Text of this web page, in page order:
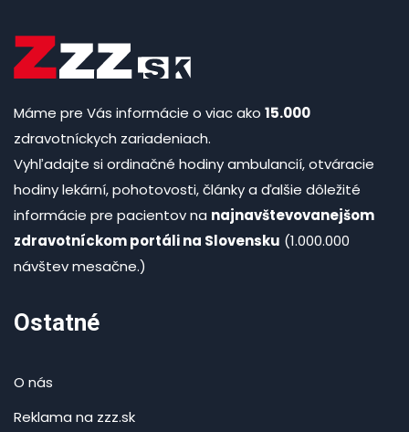
Máme pre Vás informácie o viac ako 15.000
zdravotníckych zariadeniach.
Vyhľadajte si ordinačné hodiny ambulancií, otváracie
hodiny lekární, pohotovosti, články a ďalšie dôležité
informácie pre pacientov na najnavštevovanejšom
zdravotníckom portáli na Slovensku (1.000.000
návštev mesačne.)
Ostatné
O nás
Reklama na zzz.sk